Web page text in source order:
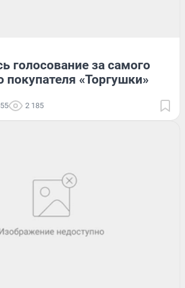
голосование за самого
покупателя «Торгушки»
2 185